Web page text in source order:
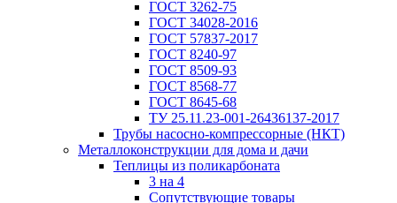
ГОСТ 3262-75
ГОСТ 34028-2016
ГОСТ 57837-2017
ГОСТ 8240-97
ГОСТ 8509-93
ГОСТ 8568-77
ГОСТ 8645-68
ТУ 25.11.23-001-26436137-2017
Трубы насосно-компрессорные (НКТ)
Металлоконструкции для дома и дачи
Теплицы из поликарбоната
3 на 4
Сопутствующие товары